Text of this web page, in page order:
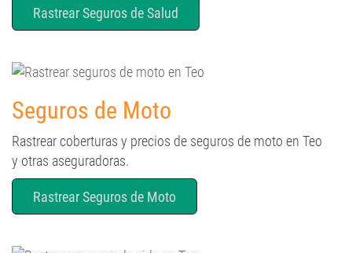
Seguros de Moto
Rastrear coberturas y precios de seguros de moto en Teo
y otras aseguradoras.
Rastrear Seguros de Moto